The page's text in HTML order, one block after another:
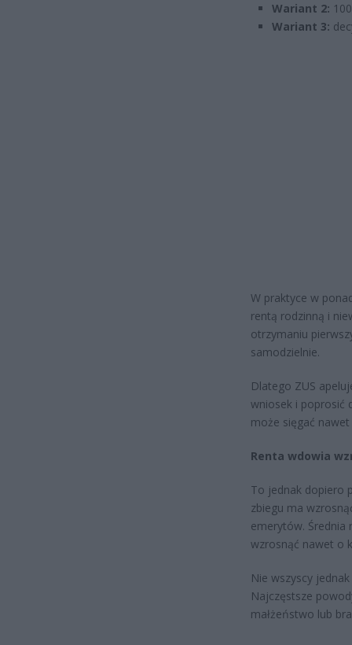
Wariant 2:
Wariant 3:
W praktyce w
rentą rodzinną i
otrzymaniu
samodzielnie.
Dlatego ZUS
wniosek i poprosić
może sięgać
Renta wdowia
To jednak dopiero
zbiegu ma
emerytów. Średnia
wzrosnąć nawet o
Nie wszyscy
Najczęstsze
małżeństwo lub